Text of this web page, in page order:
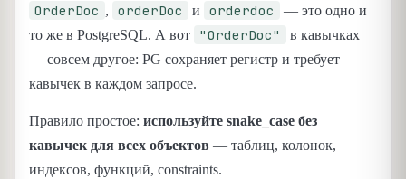
OrderDoc , orderDoc и orderdoc
— это одно и
то же в PostgreSQL. А вот
"OrderDoc"
в кавычках
— совсем другое: PG сохраняет регистр и требует
кавычек в каждом запросе.
Правило простое: используйте snake_case без
кавычек для всех объектов — таблиц, колонок,
индексов, функций, constraints.